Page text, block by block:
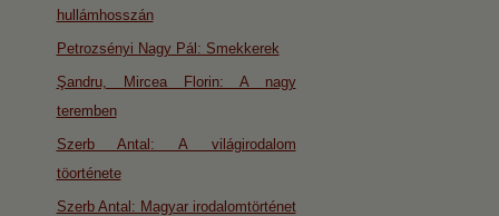
hullámhosszán
Petrozsényi Nagy Pál: Smekkerek
Şandru, Mircea Florin: A nagy
teremben
Szerb Antal: A világirodalom
töorténete
Szerb Antal: Magyar irodalomtörténet